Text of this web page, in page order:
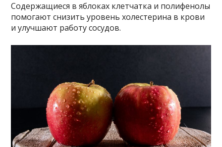
Содержащиеся в яблоках клетчатка и полифенолы
помогают снизить уровень холестерина в крови
и улучшают работу сосудов.